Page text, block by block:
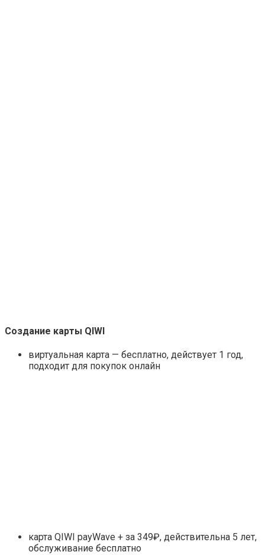
Создание карты QIWI
виртуальная карта — бесплатно, действует 1 год,
подходит для покупок онлайн
карта QIWI payWave + за 349₽, действительна 5 лет,
обслуживание бесплатно